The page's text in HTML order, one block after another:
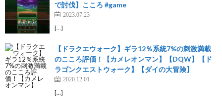
で討伐】こころ #game
2023.07.23
[…]
【ドラクエウォーク】ギラ12％系統7%の刺激満載
のこころ評価！【カメレオンマン】【DQW】【ド
ラゴンクエストウォーク】【ダイの大冒険】
2020.12.01
[…]